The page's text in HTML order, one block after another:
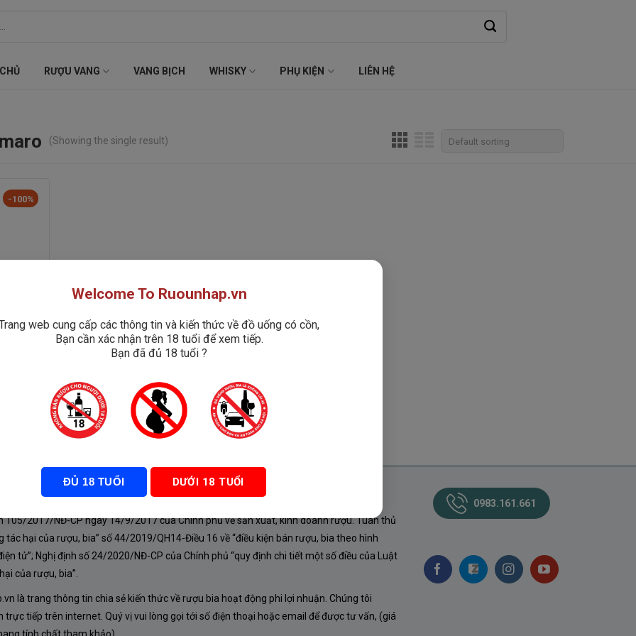
RƯỢU VANG VANG BỊCH WHISKY PHỤ KIỆN LIÊN HỆ
(Showing the single result)
-100%
CHÍNH SÁCH
105/2017/NĐ-CP ngày 14/9/2017 của Chính phủ về sản xuất, kinh doanh rượu. Tuân thủ
tác hại của rượu, bia” số 44/2019/QH14-Điều 16 về “điều kiện bán rượu, bia theo hình
tử”; Nghị định số 24/2020/NĐ-CP của Chính phủ “quy định chi tiết một số điều của Luật
của rượu, bia”.
là trang thông tin chia sẻ kiến thức về rượu bia hoạt động phi lợi nhuận. Chúng tôi
trực tiếp trên internet. Quý vị vui lòng gọi tới số điện thoại hoặc email để được tư vấn, (giá
0983.161.661
Welcome To Ruounhap.vn
web cung cấp các thông tin và kiến thức về đồ uống có cồn,
Bạn cần xác nhận trên 18 tuổi để xem tiếp.
Bạn đã đủ 18 tuổi ?
ĐỦ 18 TUỔI DƯỚI 18 TUỔI